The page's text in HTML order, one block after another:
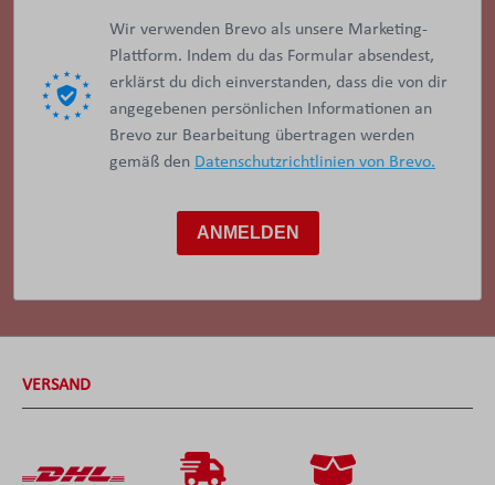
Wir verwenden Brevo als unsere Marketing-
Plattform. Indem du das Formular absendest,
erklärst du dich einverstanden, dass die von dir
angegebenen persönlichen Informationen an
Brevo zur Bearbeitung übertragen werden
gemäß den Datenschutzrichtlinien von Brevo.
ANMELDEN
VERSAND